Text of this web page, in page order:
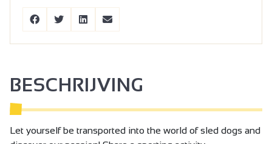
BESCHRIJVING
Let yourself be transported into the world of sled dogs and